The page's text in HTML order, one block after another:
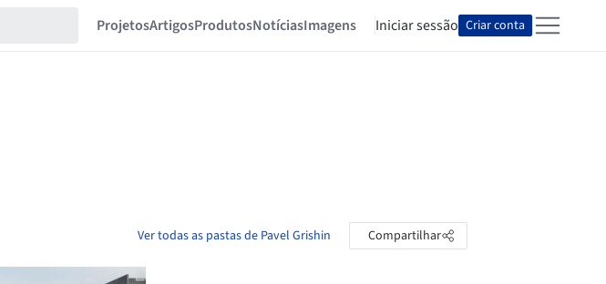
ProjetosArtigosProdutosNotíciasImagens Iniciar sessão Criar conta
Ver todas as pastas de Pavel Grishin Compartilhar